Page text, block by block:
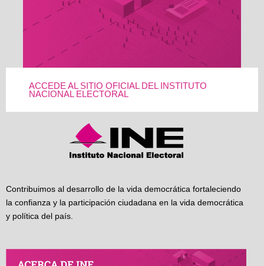
ACCEDE AL SITIO OFICIAL DEL INSTITUTO
NACIONAL ELECTORAL
Contribuimos al desarrollo de la vida democrática fortaleciendo
la confianza y la participación ciudadana en la vida democrática
y política del país.